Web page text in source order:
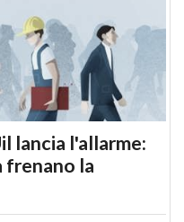
lancia l'allarme:
frenano la